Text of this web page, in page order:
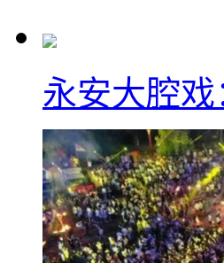
永安大腔